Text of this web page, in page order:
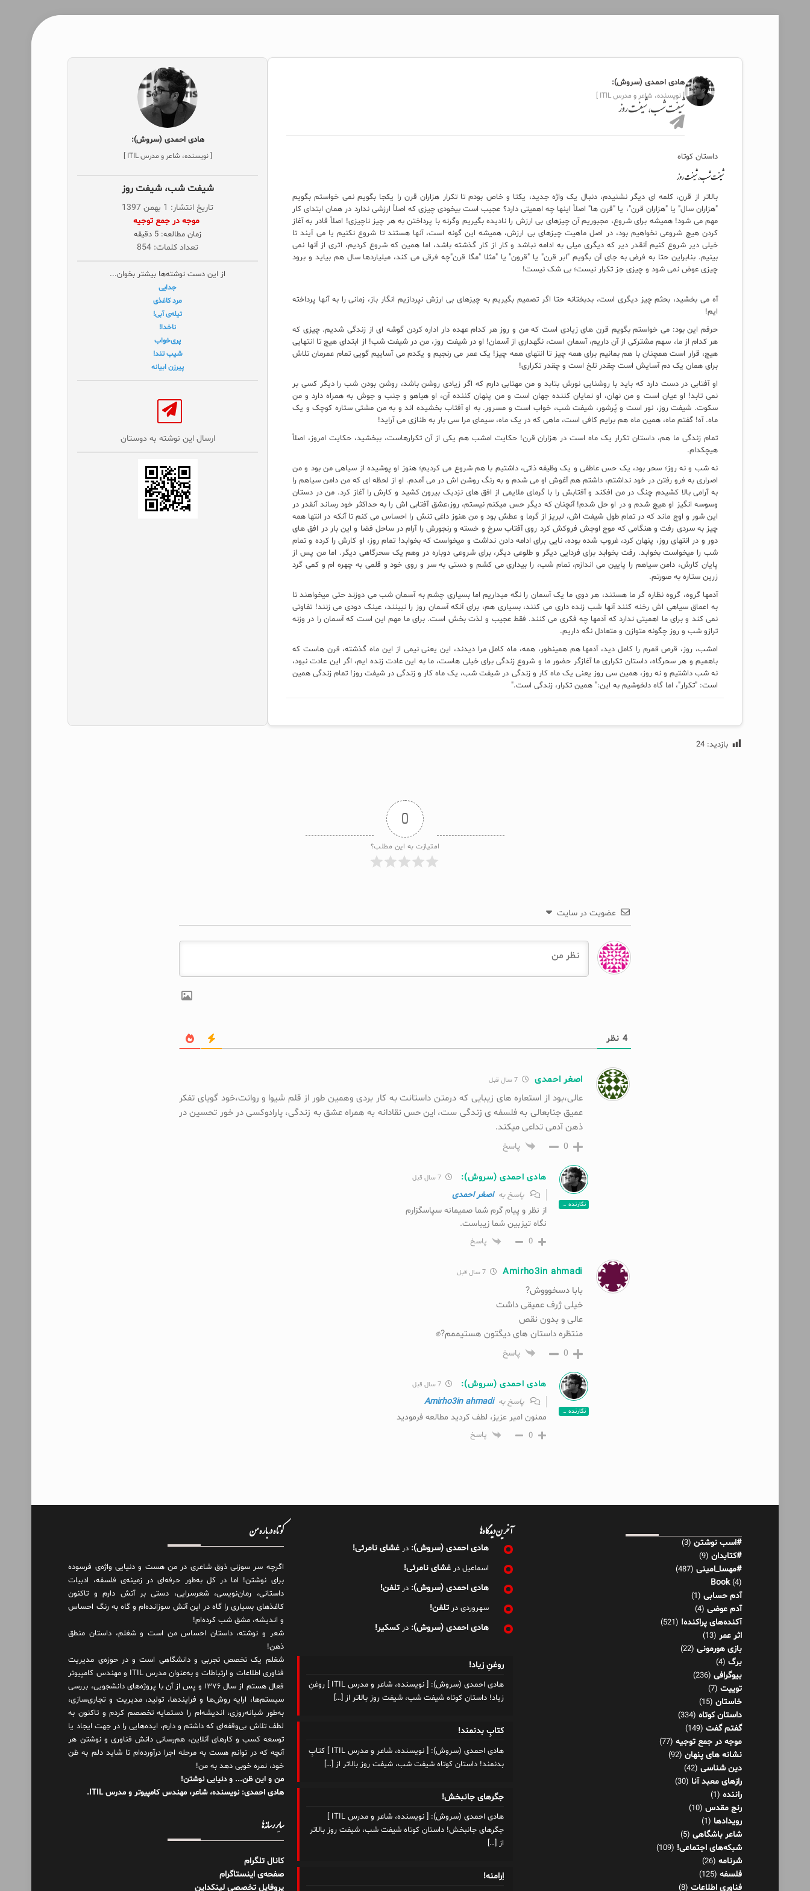
هادی احمدی (سروش):
[ نویسنده، شاعر و مدرس ITIL ]
شیفت شب، شیفت روز
داستان کوتاه
شیفت شب، شیفت روز
بالاتر از قرن، کلمه ای دیگر نشنیدم، دنبال یک واژه جدید، یکتا و خاص بودم تا تکرار هزاران قرن را یکجا بگویم نمی خواستم بگویم
"هزاران سال" یا "هزاران قرن"، یا "قرن ها" اصلاً اینها چه اهمیتی دارد؟ عجیب است بیخودی چیزی که اصلاً ارزشی ندارد در همان ابتدای کار
مهم می شود! همیشه برای شروع، مجبوریم آن چیزهای بی ارزش را نادیده بگیریم وگرنه با پرداختن به هر چیز ناچیزی! اصلاً قادر به آغاز
کردن هیچ شروعی نخواهیم بود، در اصل ماهیت چیزهای بی ارزش، همیشه این گونه است، آنها هستند تا شروع نکنیم یا می آیند تا
خیلی دیر شروع کنیم آنقدر دیر که دیگری میلی به ادامه نباشد و کار از کار گذشته باشد، اما همین که شروع کردیم، اثری از آنها نمی
بینیم. بنابراین حتا به فرض به جای آن بگویم "ابر قرن" یا "قرون" یا "مثلا "مگا قرن"چه فرقی می کند، میلیاردها سال هم بیاید و برود
چیزی عوض نمی شود و چیزی جز تکرار نیست؛ بی شک نیست!
آه می بخشید، بحثم چیز دیگری است، بدبختانه حتا اگر تصمیم بگیریم به چیزهای بی ارزش نپردازیم انگار باز، زمانی را به آنها پرداخته
ایم!
حرفم این بود: می خواستم بگویم قرن های زیادی است که من و روز هر کدام عهده دار اداره کردن گوشه ای از زندگی شدیم. چیزی که
هر کدام از ما، سهم مشترکی از آن داریم، آسمان است، نگهداری از آسمان! او در شیفت روز، من در شیفت شب! از ابتدای هیچ تا انتهایی
هیچ، قرار است همچنان با هم بمانیم برای همه چیز تا انتهای همه چیز! یک عمر می رنجیم و یکدم می آساییم گویی تمام عمرمان تلاش
برای همان یک دم آسایش است چقدر تلخ است و چقدر تکراری!
او آفتابی در دست دارد که باید با روشنایی نورش بتابد و من مهتابی دارم که اگر زیادی روشن باشد، روشن بودن شب را دیگر کسی بر
نمی تابد! او عیان است و من نهان، او نمایان کننده جهان است و من پنهان کننده آن، او هیاهو و جنب و جوش به همراه دارد و من
سکوت. شیفت روز، نور است و پُرشور، شیفت شب، خواب است و مسرور. به او آفتاب بخشیده اند و به من مشتی ستاره کوچک و یک
ماه. آه! گفتم ماه، همین ماه هم برایم کافی است، ماهی که در یک ماه، سیمای مرا سی بار به طنازی می آراید!
تمام زندگی ما هم، داستان تکرار یک ماه است در هزاران قرن! حکایت امشب هم یکی از آن تکرارهاست، ببخشید، حکایت امروز، اصلاً
هیچکدام.
نه شب و نه روز؛ سحر بود، یک حس عاطفی و یک وظیفه ذاتی، داشتیم با هم شروع می کردیم؛ هنوز او پوشیده از سیاهی من بود و من
اصراری به فرو رفتن در خود نداشتم، داشتم هم آغوش او می شدم و به رنگ روشن اش در می آمدم. او از لحظه ای که من دامن سیاهم را
به آرامی بالا کشیدم چنگ در من افکند و آفتابش را با گرمای ملایمی از افق های نزدیک بیرون کشید و کارش را آغاز کرد. من در دستان
وسوسه انگیز او هیچ شدم و در او حل شدم! آنچنان که دیگر حس میکنم نیستم، روز،عشق آفتابی اش را به حداکثر خود رساند آنقدر در
این شور و اوج ماند که در تمام طول شیفت اش، لبریز از گرما و عطش بود و من هنوز داغی تنش را احساس می کنم تا آنکه در انتها همه
چیز به سردی رفت و هنگامی که موج اوجش فروکش کرد روی آفتاب سرخ و خسته و رنجورش را آرام در ساحل فضا و این بار در افق های
دور و در انتهای روز، پنهان کرد، غروب شده بوده، نایی برای ادامه دادن نداشت و میخواست که بخوابد! تمام روز، او کارش را کرده و تمام
شب را میخواست بخوابد. رفت بخوابد برای فردایی دیگر و طلوعی دیگر، برای شروعی دوباره در وهم یک سحرگاهی دیگر. اما من پس از
پایان کارش، دامن سیاهم را پایین می اندازم، تمام شب، را بیداری می کشم و دستی به سر و روی خود و قلمی به چهره ام و کمی گرد
زرین ستاره به صورتم.
آدمها گروه، گروه نظاره گر ما هستند، هر دوی ما یک آسمان را نگه میداریم اما بسیاری چشم به آسمان شب می دوزند حتی میخواهند تا
به اعماق سیاهی اش رخنه کنند آنها شب زنده داری می کنند، بسیاری هم، برای آنکه آسمان روز را نبینند، عینک دودی می زنند! تفاوتی
نمی کند و برای ما اهمیتی ندارد که آدمها چه فکری می کنند. فقط عجیب و لذت بخش است. برای ما مهم این است که آسمان را در وزنه
ترازو شب و روز چگونه متوازن و متعادل نگه داریم.
امشب، روز، قرص قمرم را کامل دید، آدمها هم همینطور، همه، ماه کامل مرا دیدند، این یعنی نیمی از این ماه گذشته، قرن هاست که
باهمیم و هر سحرگاه، داستان تکراری ما آغازگر حضور ما و شروع زندگی برای خیلی هاست، ما به این عادت زنده ایم، اگر این عادت نبود،
نه شب داشتیم و نه روز، همین سی روز یعنی یک ماه کار و زندگی در شیفت شب، یک ماه کار و زندگی در شیفت روز! تمام زندگی همین
است: "تکرار"، اما گاه دلخوشیم به این:" همین تکرار، زندگی است."
هادی احمدی (سروش):
[ نویسنده، شاعر و مدرس ITIL ]
شیفت شب، شیفت روز
تاریخ انتشار: 1 بهمن 1397
‌ موجه در جمع توجیه
زمان مطالعه: 5 دقیقه
تعداد کلمات: 854
از این دست نوشته‌ها بیشتر بخوان...
جدایی
مرد کاغذی
تیله‌ی آبی!
ناخدا!
پری‌خواب
شیب تند!
پیرزن ابیانه
ارسال این نوشته به دوستان‌
بازدید: 24
0
امتیازت به این مطلب؟
عضویت در سایت
4نظر
اصغر احمدی
عالی،بود از استعاره های زیبایی که درمتن داستانت به کار بردی وهمین طور از قلم شیوا و روانت،خود گویای تفکر
عمیق جنابعالی به فلسفه ی زندگی ست، این حس نقادانه به همراه عشق به زندگی، پارادوکسی در خور تحسین در
ذهن آدمی تداعی میکند.
0 پاسخ
نگارنده پست
هادی احمدی (سروش):
پاسخ بهاصغر احمدی
از نظر و پیام گرم شما صمیمانه سپاسگزارم
نگاه تیزبین شما زیباست.
0 پاسخ
Amirho3in ahmadi 7 سال قبل
بابا دسخوووش?
خیلی ژرف عمیقی داشت
عالی و بدون نقص
منتظره داستان های دیگتون هستیممم?✊
0 پاسخ
نگارنده پست
هادی احمدی (سروش):
پاسخ بهAmirho3in ahmadi
ممنون امیر عزیز، لطف کردید مطالعه فرمودید
0 پاسخ
#اسب نوشتن (3)
#کتابدان (9)
#مهسا_امینی (487)
Book(4)
آدم حسابی (1)
آدم عوضی (4)
آکنده‌های پراکنده! (521)
اثر عمر (13)
بازی هورمونی (22)
برگ (4)
بیوگرافی (236)
توییت (7)
خاستان (15)
داستان کوتاه (334)
گفتم گفت (149)
موجه در جمع توجیه (77)
نشانه های پنهان (92)
دین شناسی (42)
رازهای معبد آنا (30)
راننده (1)
رنج مقدس (10)
رویدادها (1)
شاعر باشگاهی (5)
شبکه‌های اجتماعی! (109)
شرنامه (26)
فلسفه (125)
فناوری اطلاعات (8)
آخرین دیدگاه‌ها
هادی احمدی (سروش): درغشای نامرئی!
اسماعیل درغشای نامرئی!
هادی احمدی (سروش): درتلفن!
سهروردی درتلفن!
هادی احمدی (سروش): درکسکیر!
روغنِ زیاد!
هادی احمدی (سروش): [ نویسنده، شاعر و مدرس ITIL ] روغنِ
زیاد! داستان کوتاه شیفت شب، شیفت روز بالاتر از […]
کتابِ بدنمند!
هادی احمدی (سروش): [ نویسنده، شاعر و مدرس ITIL ] کتابِ
بدنمند! داستان کوتاه شیفت شب، شیفت روز بالاتر از […]
جگرهای جانبخش!
هادی احمدی (سروش): [ نویسنده، شاعر و مدرس ITIL ]
جگرهای جانبخش! داستان کوتاه شیفت شب، شیفت روز بالاتر
از […]
اِرامنه!
کوتاه درباره من
اگرچه سر سوزنی ذوق شاعری در من هست و دنیایی واژه‌‌ی فرسوده
برای نوشتن! اما در کل به‌طور حرفه‌ای در زمینه‌ی فلسفه، ادبیات
داستانی، رمان‌نویسی، شعرسرایی، دستی بر آتش دارم و تاکنون
کاغذهای بسیاری را گاه در این آتش سوزانده‌ام و گاه به رنگ احساس
و اندیشه، مشق شب کرده‌ام!
شعر و نوشته، داستان احساس من است و شغلم، داستان منطق
ذهن!
شغلم یک تخصص تجربی و دانشگاهی است و در حوزه‌ی مدیریت
فناوری اطلاعات و ارتباطات و به‌عنوان مدرس ITIL و مهندس کامپیوتر
فعال هستم از سال ۱۳۷۶ و پس از آن با پروژه‌های دانشجویی، بررسی
سیستم‌ها، ارایه روش‌ها و فرایندها، تولید، مدیریت و تجاری‌سازی،
به‌طور شبانه‌روزی، اندیشه‌ام را دستمایه تخصصم کردم و تاکنون به
لطف تلاش بی‌وقفه‌ای که داشتم و دارم، اید‌ه‌هایی را در جهت ایجاد یا
توسعه کسب و کارهای آنلاین، هم‌رسانی دانش فناوری و نوشتن هر
آنچه که در توانم هست به مرحله اجرا درآورده‌ام تا شاید دلم به ظن
خود، نمره خوبی دهد به من!
من و این ظن... و دنیایی نوشتن!
هادی احمدی: نویسنده، شاعر، مهندس کامپیوتر و مدرس ITIL.
سایر رسانه‌ها
کانال تلگرام
صفحه‌ی اینستاگرام
پروفایل تخصصی لینکداین